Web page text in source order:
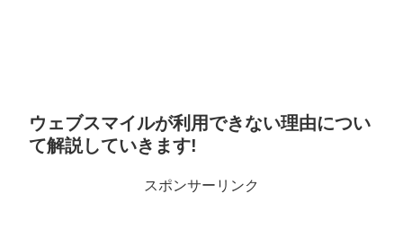
ウェブスマイルが利用できない理由につい
て解説していきます!
スポンサーリンク